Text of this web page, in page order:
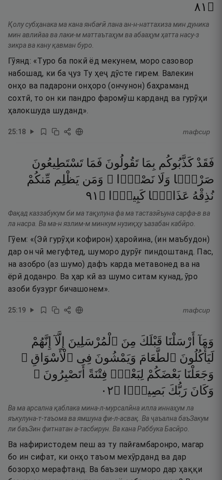
۝ ١٨
Қолу субҳанака ма кана янбағӣ лана ан-н-наттахиза мин дуника
мин авлийаа ва лаки-м маттаътаҳум ва абааҳум ҳатта насу-з
зикра ва кану қавман буро.
Гӯянд: «Туро ба покӣ ёд мекунем, моро сазовор
набошад, ки ба ҷуз Ту ҳеҷ дӯсте гирем. Валекин
онҳо ва падарони онҳоро (ончунон) баҳраманд
сохтӣ, то он ки пандро фаромӯш карданд ва гурӯҳи
ҳалокшуда шуданд».
25:18 тафсир
فَقَدْ كَذَّبُوكُم بِمَا تَقُولُونَ فَمَا تَسْتَطِيعُونَ
صَرْفًۭا وَلَا نَصْرًۭا ۚ وَمَن يَظْلِم مِّنكُمْ
نُذِقْهُ عَذَابًۭا كَبِيرًۭا ۝ ١٩
Фақад каззабукум би ма тақулуна фа ма тастазӣъуна сарфа-в ва
ла насра. Ва ма-н язлим-м минкум нузиқҳу ъазабан кабӣро.
Гӯем: «(Эй гурӯҳи кофирон) ҳаройина, (ин маъбудон)
дар он чӣ мегуфтед, шуморо дурӯғ пиндоштанд. Пас,
на азобро (аз шумо) дафъ карда метавонед ва на
ёрӣ доданро. Ва ҳар кӣ аз шумо ситам кунад, ӯро
азоби бузург бичашонем».
25:19 тафсир
وَمَآ أَرْسَلْنَا قَبْلَكَ مِنَ ٱلْمُرْسَلِينَ إِلَّآ إِنَّهُمْ
لَيَأْكُلُونَ ٱلطَّعَامَ وَيَمْشُونَ فِى ٱلْأَسْوَاقِ ۗ
وَجَعَلْنَا بَعْضَكُمْ لِبَعْضٍۢ فِتْنَةً أَتَصْبِرُونَ ۗ
وَكَانَ رَبُّكَ بَصِيرًۭا ۝٢٠
Ва ма арсална қаблака мина-л-мурсалӣна илла иннаҳум ла
яъкулуна-т-таъома ва ямшуна фи-л-асвақ. Ва ҷаъална баъЗакум
ли баъЗин фитнатан а-тасбирун. Ва кана Раббука Басӣро.
Ва нафиристодем пеш аз ту пайғамбаронро, магар
бо ин сифат, ки онҳо таъом мехӯрданд ва дар
бозорҳо мерафтанд. Ва баъзеи шуморо дар ҳаққи